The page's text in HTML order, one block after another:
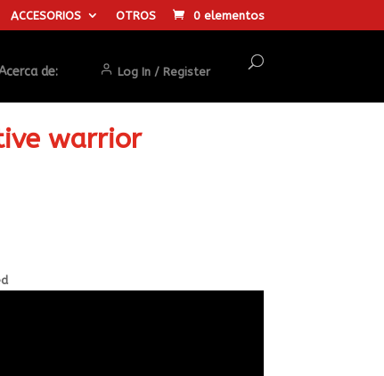
ACCESORIOS OTROS 0 elementos
de: Log In / Register
warrior